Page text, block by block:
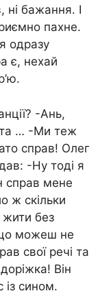
ні бажання. І
пахне.
одразу
є, нехай
-Ань,
… -Ми теж
справ! Олег
-Ну тоді я
справ мене
ж скільки
жити без
можеш не
свої речі та
Він
із сином.